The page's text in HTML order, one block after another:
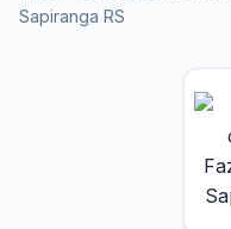
Sapiranga RS